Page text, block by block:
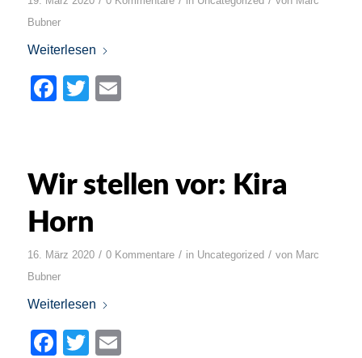
Bubner
Weiterlesen
Facebook
Twitter
Wir stellen vor: Kira
Horn
16. März 2020 / 0 Kommentare / in Uncategorized / von Marc
Bubner
Weiterlesen
Facebook
Twitter